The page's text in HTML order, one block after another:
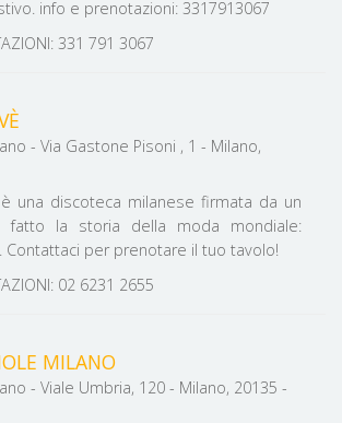
info e prenotazioni: 3317913067
331 791 3067
- Via Gastone Pisoni , 1 - Milano,
è una discoteca milanese firmata da un
fatto la storia della moda mondiale:
Contattaci per prenotare il tuo tavolo!
02 6231 2655
MILANO
- Viale Umbria, 120 - Milano, 20135 -